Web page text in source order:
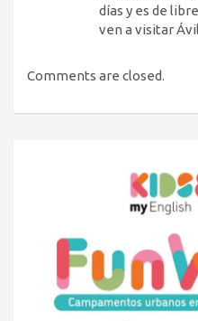
días y es de
ven a visitar
Comments are closed.